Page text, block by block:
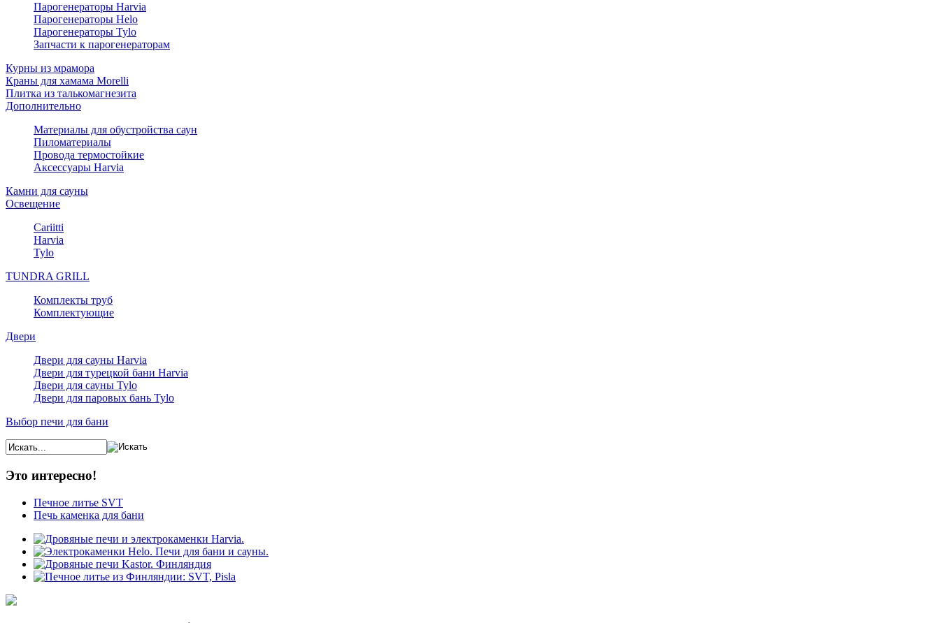
Парогенераторы Harvia
Парогенераторы Helo
Парогенераторы Tylo
Запчасти к парогенераторам
Курны из мрамора
Краны для хамама Morelli
Плитка из талькомагнезита
Дополнительно
Материалы для обустройства саун
Пиломатериалы
Провода термостойкие
Аксессуары Harvia
Камни для сауны
Освещение
Cariitti
Harvia
Tylo
TUNDRA GRILL
Комплекты труб
Комплектующие
Двери
Двери для сауны Harvia
Двери для турецкой бани Harvia
Двери для сауны Tylo
Двери для паровых бань Tylo
Выбор печи для бани
Это интересно!
Печное литье SVT
Печь каменка для бани